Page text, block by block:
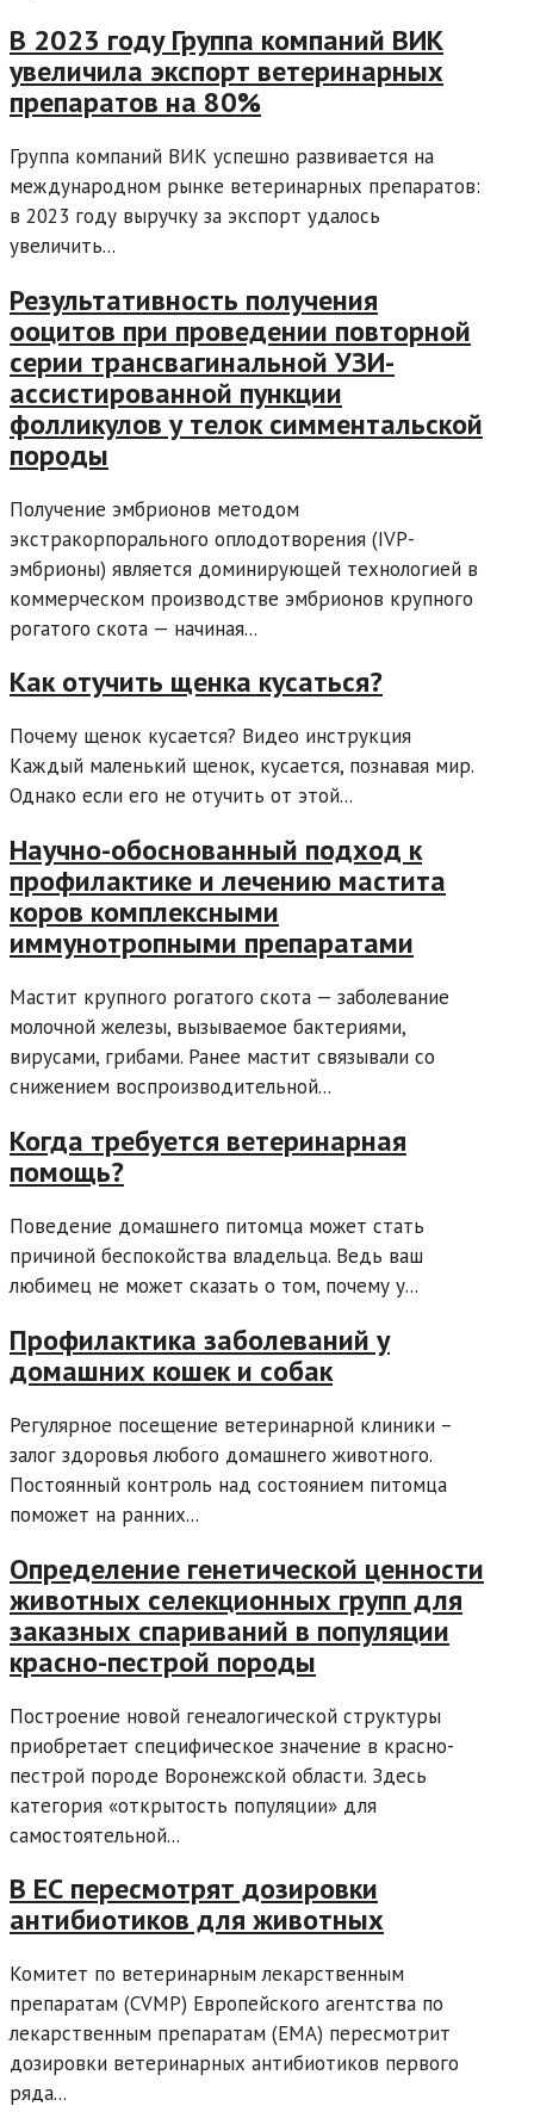
В 2023 году Группа компаний ВИК
увеличила экспорт ветеринарных
препаратов на 80%
Группа компаний ВИК успешно развивается на
международном рынке ветеринарных препаратов:
в 2023 году выручку за экспорт удалось
увеличить...
Результативность получения
ооцитов при проведении повторной
серии трансвагинальной УЗИ-
ассистированной пункции
фолликулов у телок симментальской
породы
Получение эмбрионов методом
экстракорпорального оплодотворения (IVP-
эмбрионы) является доминирующей технологией в
коммерческом производстве эмбрионов крупного
рогатого скота — начиная...
Как отучить щенка кусаться?
Почему щенок кусается? Видео инструкция
Каждый маленький щенок, кусается, познавая мир.
Однако если его не отучить от этой...
Научно-обоснованный подход к
профилактике и лечению мастита
коров комплексными
иммунотропными препаратами
Мастит крупного рогатого скота — заболевание
молочной железы, вызываемое бактериями,
вирусами, грибами. Ранее мастит связывали со
снижением воспроизводительной...
Когда требуется ветеринарная
помощь?
Поведение домашнего питомца может стать
причиной беспокойства владельца. Ведь ваш
любимец не может сказать о том, почему у...
Профилактика заболеваний у
домашних кошек и собак
Регулярное посещение ветеринарной клиники –
залог здоровья любого домашнего животного.
Постоянный контроль над состоянием питомца
поможет на ранних...
Определение генетической ценности
животных селекционных групп для
заказных спариваний в популяции
красно-пестрой породы
Построение новой генеалогической структуры
приобретает специфическое значение в красно-
пестрой породе Воронежской области. Здесь
категория «открытость популяции» для
самостоятельной...
В ЕС пересмотрят дозировки
антибиотиков для животных
Комитет по ветеринарным лекарственным
препаратам (CVMP) Европейского агентства по
лекарственным препаратам (EMA) пересмотрит
дозировки ветеринарных антибиотиков первого
ряда...